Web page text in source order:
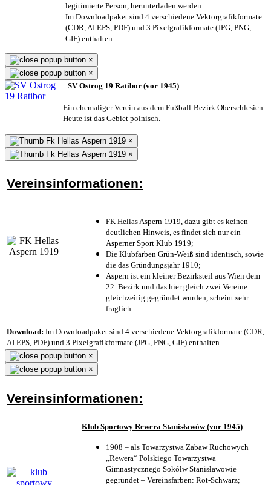
legitimierte Person, herunterladen werden.
Im Downloadpaket sind 4 verschiedene Vektorgrafikformate
(CDR, AI EPS, PDF) und 3 Pixelgrafikformate (JPG, PNG,
GIF) enthalten.
×
×
SV Ostrog 19 Ratibor (vor 1945)
Ein ehemaliger Verein aus dem Fußball-Bezirk Oberschlesien.
Heute ist das Gebiet polnisch.
×
×
Vereinsinformationen:
FK Hellas Aspern 1919, dazu gibt es keinen
deutlichen Hinweis, es findet sich nur ein
Asperner Sport Klub 1919;
Die Klubfarben Grün-Weiß sind identisch, sowie
die das Gründungsjahr 1910;
Aspern ist ein kleiner Bezirksteil aus Wien dem
22. Bezirk und das hier gleich zwei Vereine
gleichzeitig gegründet wurden, scheint sehr
fraglich.
Download: Im Downloadpaket sind 4 verschiedene Vektorgrafikformate (CDR,
AI EPS, PDF) und 3 Pixelgrafikformate (JPG, PNG, GIF) enthalten.
×
×
Vereinsinformationen:
Klub Sportowy Rewera Stanisławów (vor 1945)
1908 = als Towarzystwa Zabaw Ruchowych
„Rewera“ Polskiego Towarzystwa
Gimnastycznego Sokółw Stanisławowie
gegründet – Vereinsfarben: Rot-Schwarz;